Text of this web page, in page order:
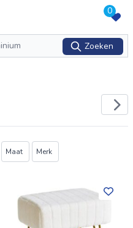
0
Zoeken
Maat Merk